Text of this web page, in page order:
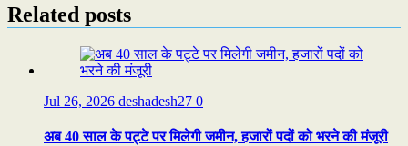
Related posts
Jul 26, 2026 deshadesh27 0
अब 40 साल के पट्टे पर मिलेगी जमीन, हजारों पदों को भरने की मंजूरी